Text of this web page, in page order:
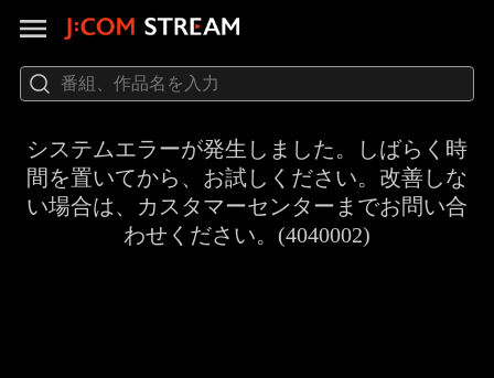
システムエラーが発生しました。しばらく時
間を置いてから、お試しください。改善しな
い場合は、カスタマーセンターまでお問い合
わせください。(4040002)